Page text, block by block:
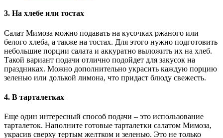
3. На хлебе или тостах
Салат Мимоза можно подавать на кусочках ржаного или
белого хлеба, а также на тостах. Для этого нужно подготовить
небольшие порции салата и аккуратно выложить их на хлеб.
Такой вариант подачи отлично подойдет для закусок на
праздниках. Можно дополнительно украсить каждую порцию
зеленью или долькой лимона, что придаст блюду свежесть.
4. В тарталетках
Еще один интересный способ подачи – это использование
тарталеток. Наполните готовые тарталетки салатом Мимоза,
украсив сверху тертым желтком и зеленью. Это не только